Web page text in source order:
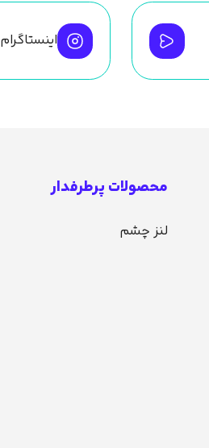
اینستاگرام
محصولات پرطرفدار
لنز چشم